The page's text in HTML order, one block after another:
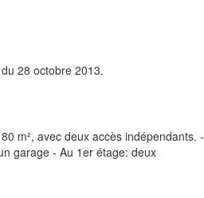
28 octobre 2013.
m², avec deux accès indépendants. -
garage - Au 1er étage: deux